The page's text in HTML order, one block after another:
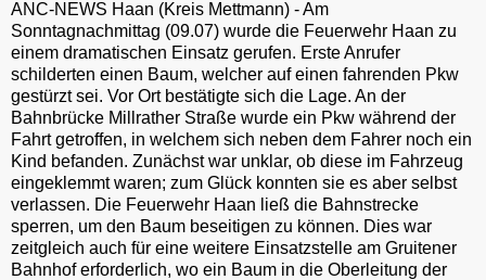
ANC-NEWS Haan (Kreis Mettmann) - Am
Sonntagnachmittag (09.07) wurde die Feuerwehr Haan zu
einem dramatischen Einsatz gerufen. Erste Anrufer
schilderten einen Baum, welcher auf einen fahrenden Pkw
gestürzt sei. Vor Ort bestätigte sich die Lage. An der
Bahnbrücke Millrather Straße wurde ein Pkw während der
Fahrt getroffen, in welchem sich neben dem Fahrer noch ein
Kind befanden. Zunächst war unklar, ob diese im Fahrzeug
eingeklemmt waren; zum Glück konnten sie es aber selbst
verlassen. Die Feuerwehr Haan ließ die Bahnstrecke
sperren, um den Baum beseitigen zu können. Dies war
zeitgleich auch für eine weitere Einsatzstelle am Gruitener
Bahnhof erforderlich, wo ein Baum in die Oberleitung der